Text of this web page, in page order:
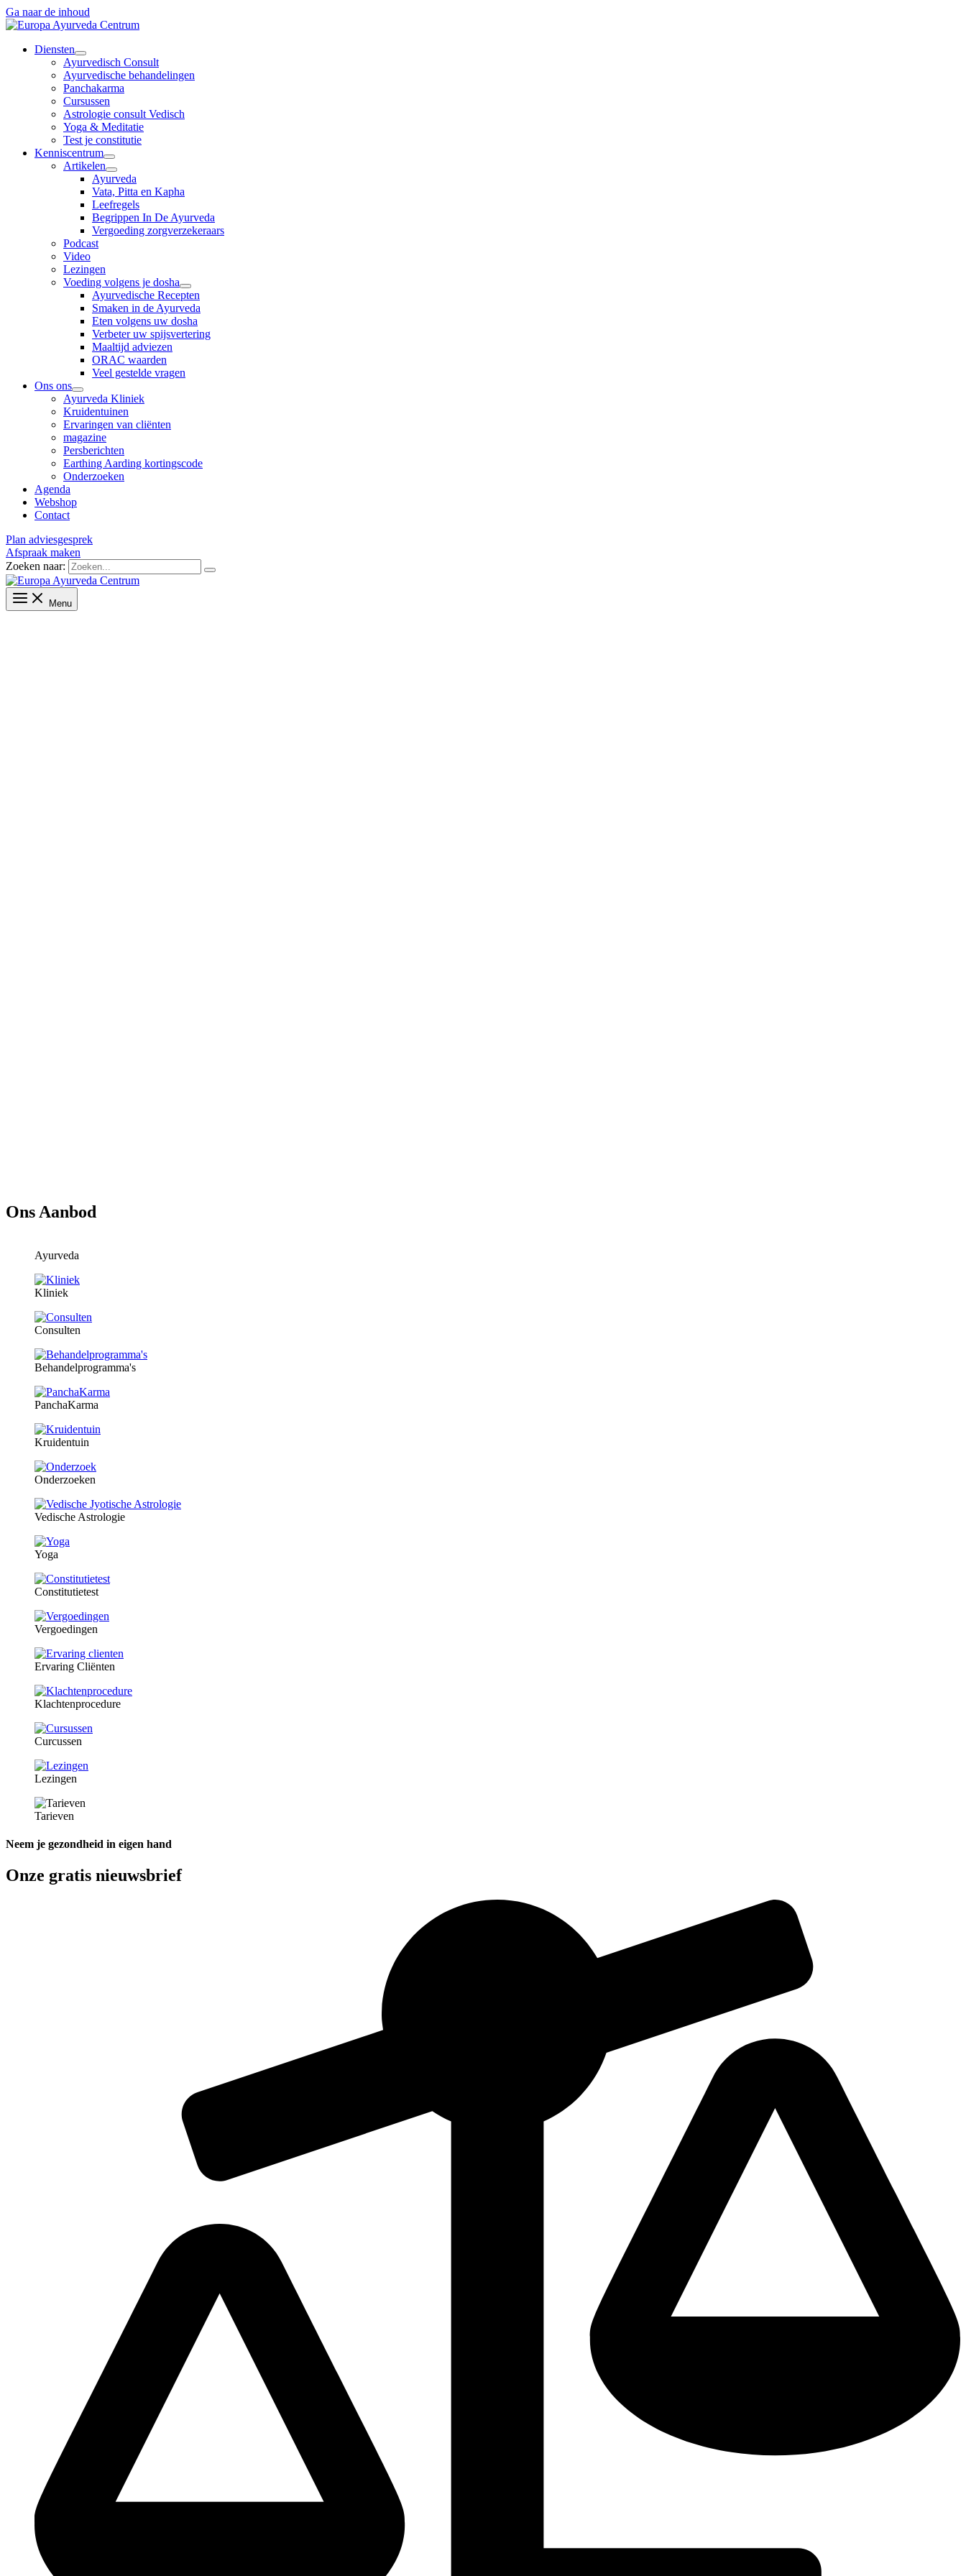
Ga naar de inhoud
Diensten
Ayurvedisch Consult
Ayurvedische behandelingen
Panchakarma
Cursussen
Astrologie consult Vedisch
Yoga & Meditatie
Test je constitutie
Kenniscentrum
Artikelen
Ayurveda
Vata, Pitta en Kapha
Leefregels
Begrippen In De Ayurveda
Vergoeding zorgverzekeraars
Podcast
Video
Lezingen
Voeding volgens je dosha
Ayurvedische Recepten
Smaken in de Ayurveda
Eten volgens uw dosha
Verbeter uw spijsvertering
Maaltijd adviezen
ORAC waarden
Veel gestelde vragen
Ons ons
Ayurveda Kliniek
Kruidentuinen
Ervaringen van cliënten
magazine
Persberichten
Earthing Aarding kortingscode
Onderzoeken
Agenda
Webshop
Contact
Plan adviesgesprek
Afspraak maken
Zoeken naar:
Menu
Ons Aanbod
Ayurveda
Kliniek
Consulten
Behandelprogramma's
PanchaKarma
Kruidentuin
Onderzoeken
Vedische Astrologie
Yoga
Constitutietest
Vergoedingen
Ervaring Cliënten
Klachtenprocedure
Curcussen
Lezingen
Tarieven
Neem je gezondheid in eigen hand
Onze gratis nieuwsbrief